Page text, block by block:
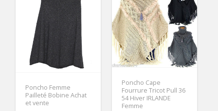
Poncho Cape
Fourrure Tricot Pull 36
54 Hiver IRLANDE
Femme
Poncho Femme
Pailleté Bobine Achat
et vente